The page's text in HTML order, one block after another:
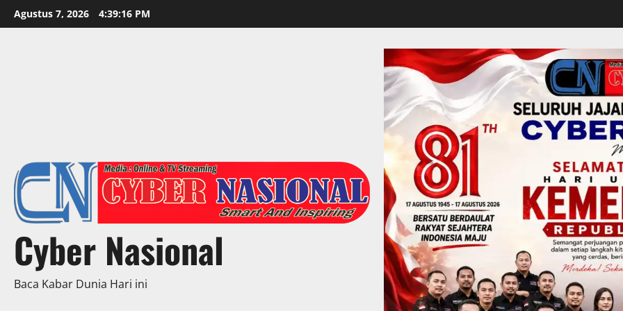
Skip
to
Agustus 7, 2026 4:39:18 PM
Cyber Nasional
Baca Kabar Dunia Hari ini